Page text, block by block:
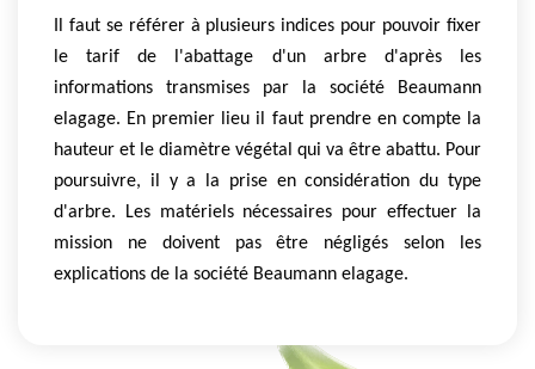
Il faut se référer à plusieurs indices pour pouvoir fixer
le tarif de l'abattage d'un arbre d'après les
informations transmises par la société Beaumann
elagage. En premier lieu il faut prendre en compte la
hauteur et le diamètre végétal qui va être abattu. Pour
poursuivre, il y a la prise en considération du type
d'arbre. Les matériels nécessaires pour effectuer la
mission ne doivent pas être négligés selon les
explications de la société Beaumann elagage.